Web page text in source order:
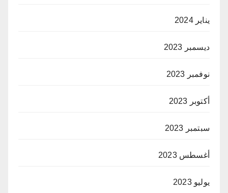
يناير 2024
ديسمبر 2023
نوفمبر 2023
أكتوبر 2023
سبتمبر 2023
أغسطس 2023
يوليو 2023